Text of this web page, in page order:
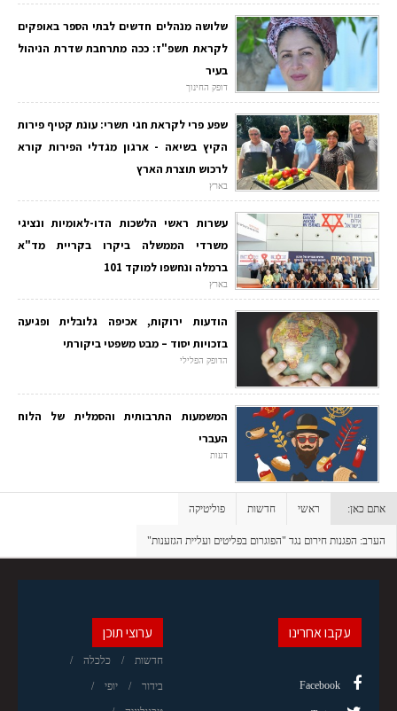
שלושה מנהלים חדשים לבתי הספר באופקים
לקראת תשפ"ז: ככה מתרחבת שדרת הניהול
בעיר
דופק החינוך
שפע פרי לקראת חגי תשרי: עונת קטיף פירות
הקיץ בשיאה - ארגון מגדלי הפירות קורא
לרכוש תוצרת הארץ
בארץ
עשרות ראשי הלשכות הדו-לאומיות ונציגי
משרדי הממשלה ביקרו בקריית מד"א
ברמלה ונחשפו למוקד 101
בארץ
הודעות ירוקות, אכיפה גלובלית ופגיעה
בזכויות יסוד – מבט משפטי ביקורתי
הדופק הפלילי
המשמעות התרבותית והסמלית של הלוח
העברי
דעות
אתם כאן: ראשי חדשות פוליטיקה
הערב: הפגנות חירום נגד "הפוגרום בפליטים ועליית הגזענות"
ערוצי תוכן
חדשות כלכלה
בידור יופי
עקבו אחרינו
Facebook